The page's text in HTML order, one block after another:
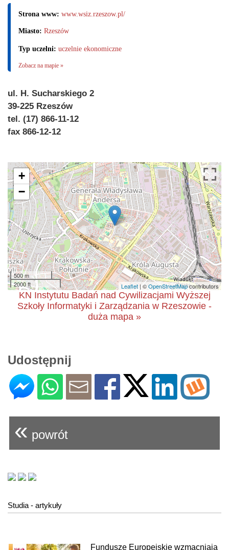
Strona www: www.wsiz.rzeszow.pl/
Miasto: Rzeszów
Typ uczelni: uczelnie ekonomiczne
Zobacz na mapie »
ul. H. Sucharskiego 2
39-225 Rzeszów
tel. (17) 866-11-12
fax 866-12-12
+
−
500 m
2000 ft
Leaflet| ©OpenStreetMapcontributors
KN Instytutu Badań nad Cywilizacjami Wyższej
Szkoły Informatyki i Zarządzania w Rzeszowie -
duża mapa »
Udostępnij
« powrót
Studia - artykuły
Fundusze Europejskie wzmacniają